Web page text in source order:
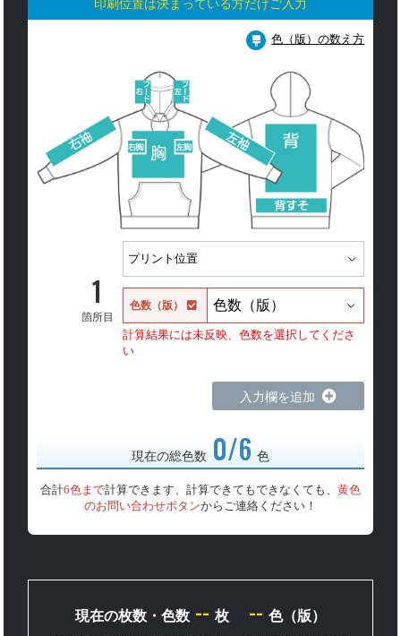
印刷位置は決まっている方だけご入力
色（版）の数え方
1
箇所目
色数（版）
計算結果には未反映、色数を選択してくださ
い
入力欄を追加
現在の総色数 0/6 色
合計6色まで計算できます、計算できてもできなくても、 黄色
のお問い合わせボタンからご連絡ください！
現在の枚数・色数 -- 枚 -- 色（版）